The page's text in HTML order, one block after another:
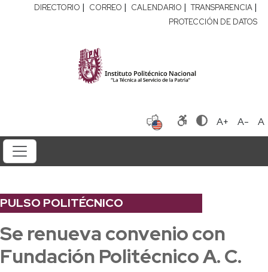
DIRECTORIO | CORREO | CALENDARIO | TRANSPARENCIA |
PROTECCIÓN DE DATOS
A+ A- A
PULSO POLITÉCNICO
Se renueva convenio con
Fundación Politécnico A. C.